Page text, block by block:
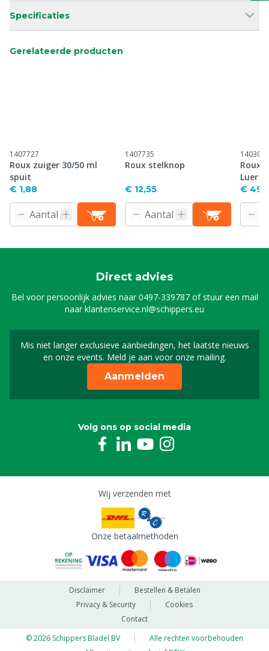
Specificaties
Gerelateerde producten
1407727
Roux zuiger 30/50 ml
spuit
€ 1,88
1407735
Roux stelknop
€ 12,55
Roux
Luer
€
Direct advies
Bel voor persoonlijk advies naar0497-339787of stuur een mail
naarklantenservice.nl@schippers.eu
Mis niet langer exclusieve aanbiedingen, het laatste nieuws
en onze events. Meld je aan voor onze mailing.
Schrijf je in voor onze
Aanmelden
Volg ons op social media
Wij verzenden met
Onze betaalmethoden
Disclaimer
Bestellen & Betalen
Privacy & Security
Cookies
Contact
© 2026 Schippers Bladel BV
Alle rechten voorbehouden